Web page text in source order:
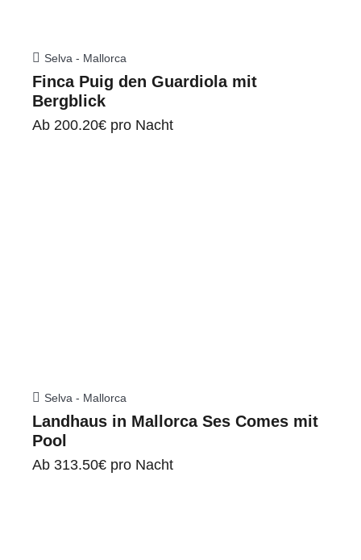
Selva - Mallorca
Finca Puig den Guardiola mit
Bergblick
Ab 200.20€ pro Nacht
Selva - Mallorca
Landhaus in Mallorca Ses Comes mit
Pool
Ab 313.50€ pro Nacht